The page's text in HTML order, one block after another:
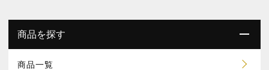
商品を探す
商品一覧